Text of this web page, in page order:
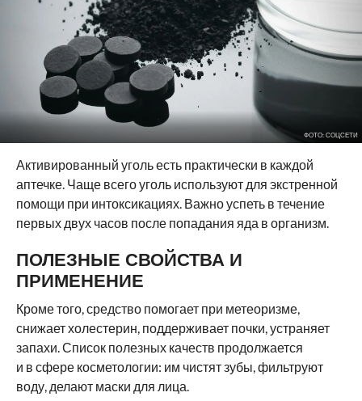
ФОТО: СОЦСЕТИ
Активированный уголь есть практически в каждой
аптечке. Чаще всего уголь используют для экстренной
помощи при интоксикациях. Важно успеть в течение
первых двух часов после попадания яда в организм.
ПОЛЕЗНЫЕ СВОЙСТВА И
ПРИМЕНЕНИЕ
Кроме того, средство помогает при метеоризме,
снижает холестерин, поддерживает почки, устраняет
запахи. Список полезных качеств продолжается
и в сфере косметологии: им чистят зубы, фильтруют
воду, делают маски для лица.